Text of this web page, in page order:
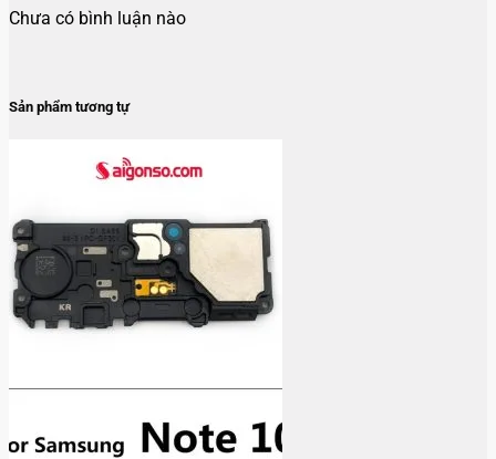
Chưa có bình luận nào
Sản phẩm tương tự